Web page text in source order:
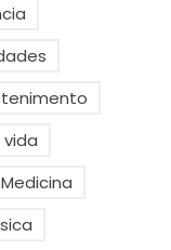
vida
Medicina